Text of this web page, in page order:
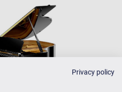
Privacy policy